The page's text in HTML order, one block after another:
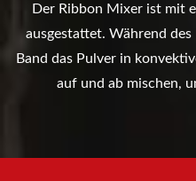
Der Ribbon Mixer ist mit
ausgestattet. Während
Band das Pulver in
auf und ab mischen,